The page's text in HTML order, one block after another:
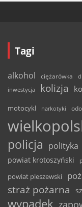
Tagi
alkohol ciężarówka
inwestycja
kolizja
motocykl narkotyki
policja polityka
powiat krotoszyński
powiat pleszewski
straż pożarna
wypadek